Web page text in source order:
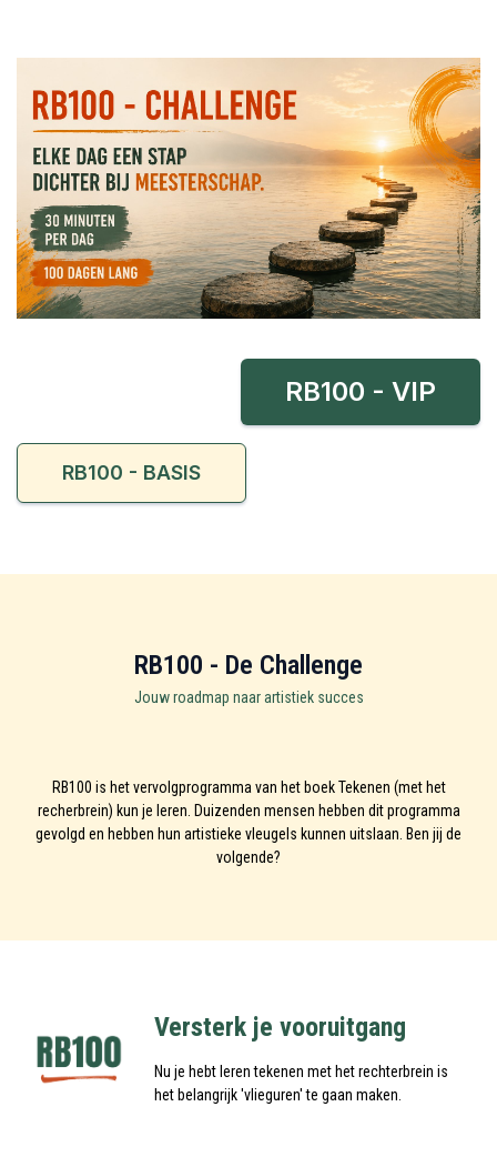
RB100 - VIP
RB100 - BASIS
RB100 - De Challenge
Jouw roadmap naar artistiek succes
RB100 is het vervolgprogramma van het boek Tekenen (met het
recherbrein) kun je leren. Duizenden mensen hebben dit programma
gevolgd en hebben hun artistieke vleugels kunnen uitslaan. Ben jij de
volgende?
Versterk je vooruitgang
Nu je hebt leren tekenen met het rechterbrein is
het belangrijk 'vlieguren' te gaan maken.